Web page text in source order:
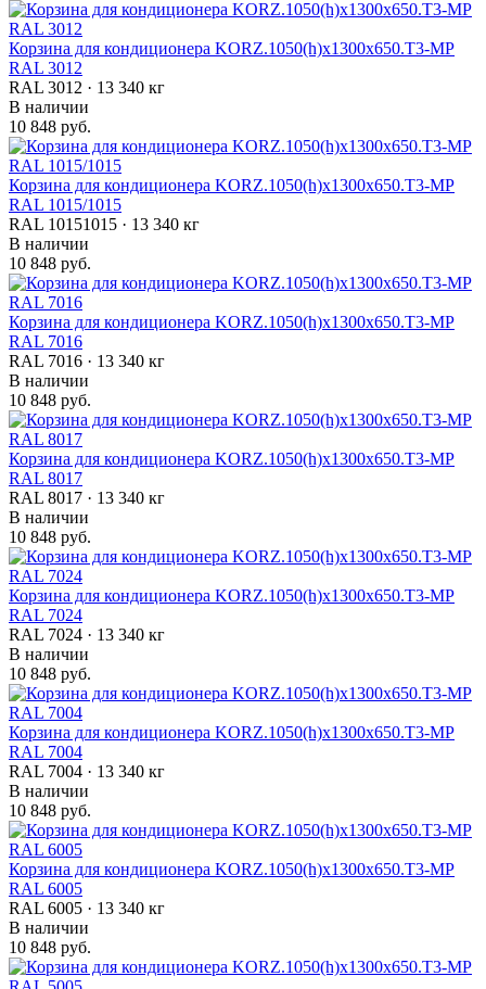
Корзина для кондиционера KORZ.1050(h)x1300x650.T3-MP
RAL 3012
RAL 3012 · 13 340 кг
В наличии
10 848 руб.
Корзина для кондиционера KORZ.1050(h)x1300x650.T3-MP
RAL 1015/1015
RAL 10151015 · 13 340 кг
В наличии
10 848 руб.
Корзина для кондиционера KORZ.1050(h)x1300x650.T3-MP
RAL 7016
RAL 7016 · 13 340 кг
В наличии
10 848 руб.
Корзина для кондиционера KORZ.1050(h)x1300x650.T3-MP
RAL 8017
RAL 8017 · 13 340 кг
В наличии
10 848 руб.
Корзина для кондиционера KORZ.1050(h)x1300x650.T3-MP
RAL 7024
RAL 7024 · 13 340 кг
В наличии
10 848 руб.
Корзина для кондиционера KORZ.1050(h)x1300x650.T3-MP
RAL 7004
RAL 7004 · 13 340 кг
В наличии
10 848 руб.
Корзина для кондиционера KORZ.1050(h)x1300x650.T3-MP
RAL 6005
RAL 6005 · 13 340 кг
В наличии
10 848 руб.